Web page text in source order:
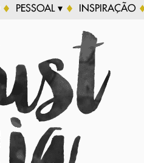
PESSOAL ▾ INSPIRAÇÃO